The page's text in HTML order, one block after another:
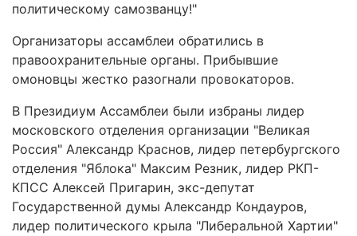
политическому самозванцу!"
Организаторы ассамблеи обратились в
правоохранительные органы. Прибывшие
омоновцы жестко разогнали провокаторов.
В Президиум Ассамблеи были избраны лидер
московского отделения организации "Великая
Россия" Александр Краснов, лидер петербургского
отделения "Яблока" Максим Резник, лидер РКП-
КПСС Алексей Пригарин, экс-депутат
Государственной думы Александр Кондауров,
лидер политического крыла "Либеральной Хартии"